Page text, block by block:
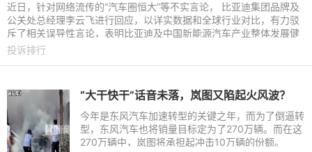
近日，针对网络流传的“汽车圈恒大”等不实言论， 比亚迪集团品牌及
公关处总经理李云飞进行回应，以详实数据和全球行业对比，有力驳
斥了相关误导性言论，表明比亚迪及中国新能源汽车产业整体发展健
康、财务稳健、增长
投诉排行
“大干快干”话音未落，岚图又陷起火风波？
今年是东风汽车加速转型的关键之年，而为了倒逼转
型，东风汽车也将销量目标定为了270万辆。而在这
270万辆中，岚图将承担起冲击10万辆的份额。